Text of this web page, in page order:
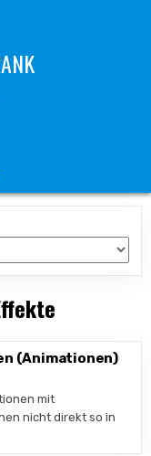
(Animationen)
mit
nicht direkt so in